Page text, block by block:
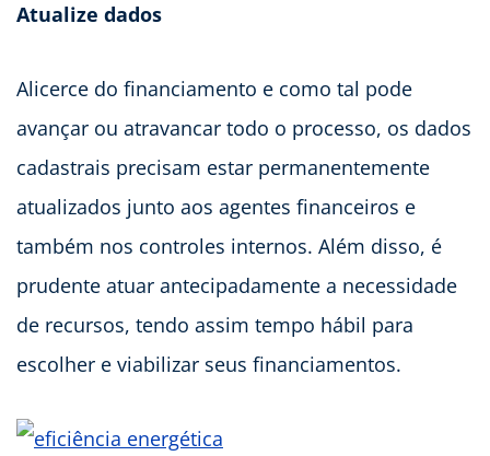
Atualize dados
Alicerce do financiamento e como tal pode
avançar ou atravancar todo o processo, os dados
cadastrais precisam estar permanentemente
atualizados junto aos agentes financeiros e
também nos controles internos. Além disso, é
prudente atuar antecipadamente a necessidade
de recursos, tendo assim tempo hábil para
escolher e viabilizar seus financiamentos.